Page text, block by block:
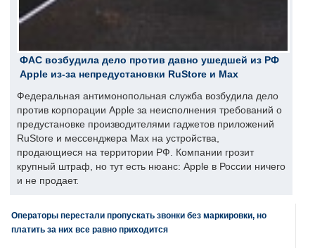
ФАС возбудила дело против давно ушедшей из РФ
Apple из-за непредустановки RuStore и Max
Федеральная антимонопольная служба возбудила дело
против корпорации Apple за неисполнения требований о
предустановке производителями гаджетов приложений
RuStore и мессенджера Max на устройства,
продающиеся на территории РФ. Компании грозит
крупный штраф, но тут есть нюанс: Apple в России ничего
и не продает.
Операторы перестали пропускать звонки без маркировки, но
платить за них все равно приходится